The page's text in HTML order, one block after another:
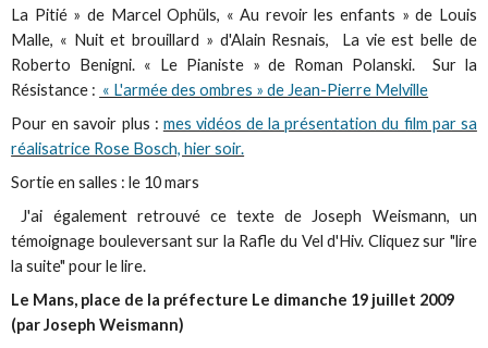
La Pitié » de Marcel Ophüls, « Au revoir les enfants » de Louis
Malle, « Nuit et brouillard » d'Alain Resnais, La vie est belle de
Roberto Benigni. « Le Pianiste » de Roman Polanski. Sur la
Résistance : « L'armée des ombres » de Jean-Pierre Melville
Pour en savoir plus : mes vidéos de la présentation du film par sa
réalisatrice Rose Bosch, hier soir.
Sortie en salles : le 10 mars
J'ai également retrouvé ce texte de Joseph Weismann, un
témoignage bouleversant sur la Rafle du Vel d'Hiv. Cliquez sur "lire
la suite" pour le lire.
Le Mans, place de la préfecture Le dimanche 19 juillet 2009
(par Joseph Weismann)